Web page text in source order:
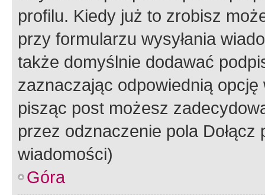
profilu. Kiedy już to zrobisz
przy formularzu wysyłania
także domyślnie dodawać
zaznaczając odpowiednią
pisząc post możesz
przez odznaczenie pola
wiadomości)
Góra